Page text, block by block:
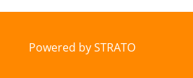
Powered by STRATO